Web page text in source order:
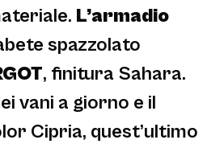
L’armadio
spazzolato
, finitura Sahara.
vani a giorno e il
Cipria, quest’ultimo